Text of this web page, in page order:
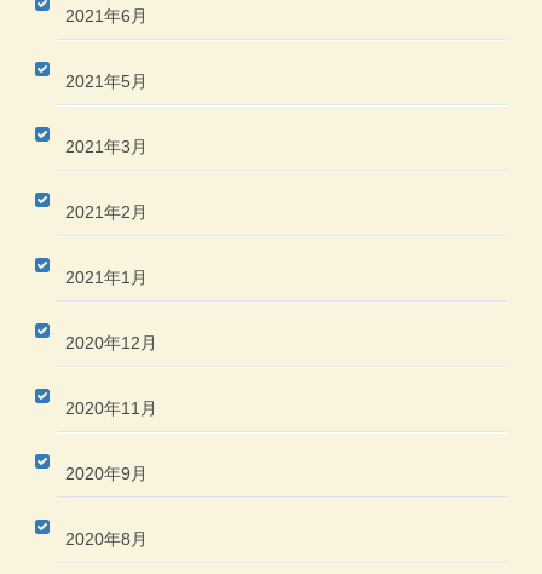
2021年6月
2021年5月
2021年3月
2021年2月
2021年1月
2020年12月
2020年11月
2020年9月
2020年8月